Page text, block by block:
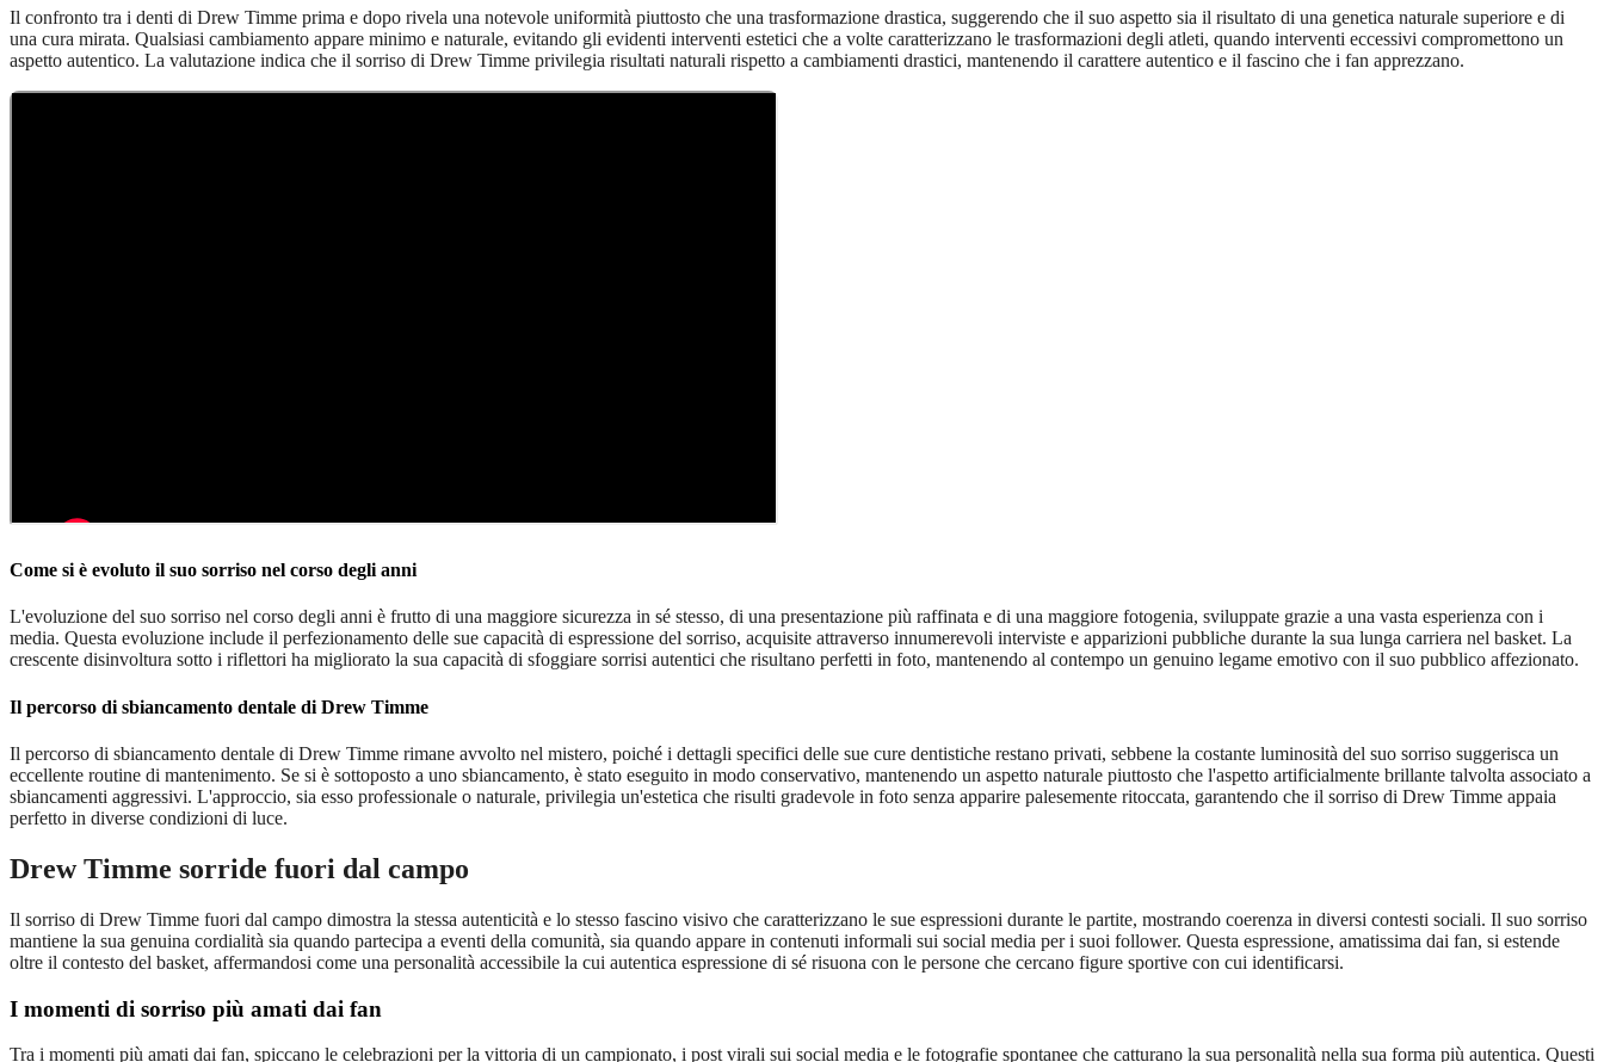
Il confronto tra i denti di Drew Timme prima e dopo rivela una notevole uniformità piuttosto che una trasformazione drastica, suggerendo che il suo aspetto sia il risultato di una genetica naturale superiore e di
una cura mirata. Qualsiasi cambiamento appare minimo e naturale, evitando gli evidenti interventi estetici che a volte caratterizzano le trasformazioni degli atleti, quando interventi eccessivi compromettono un
aspetto autentico. La valutazione indica che il sorriso di Drew Timme privilegia risultati naturali rispetto a cambiamenti drastici, mantenendo il carattere autentico e il fascino che i fan apprezzano.
Come si è evoluto il suo sorriso nel corso degli anni
L'evoluzione del suo sorriso nel corso degli anni è frutto di una maggiore sicurezza in sé stesso, di una presentazione più raffinata e di una maggiore fotogenia, sviluppate grazie a una vasta esperienza con i
media. Questa evoluzione include il perfezionamento delle sue capacità di espressione del sorriso, acquisite attraverso innumerevoli interviste e apparizioni pubbliche durante la sua lunga carriera nel basket. La
crescente disinvoltura sotto i riflettori ha migliorato la sua capacità di sfoggiare sorrisi autentici che risultano perfetti in foto, mantenendo al contempo un genuino legame emotivo con il suo pubblico affezionato.
Il percorso di sbiancamento dentale di Drew Timme
Il percorso di sbiancamento dentale di Drew Timme rimane avvolto nel mistero, poiché i dettagli specifici delle sue cure dentistiche restano privati, sebbene la costante luminosità del suo sorriso suggerisca un
eccellente routine di mantenimento. Se si è sottoposto a uno sbiancamento, è stato eseguito in modo conservativo, mantenendo un aspetto naturale piuttosto che l'aspetto artificialmente brillante talvolta associato a
sbiancamenti aggressivi. L'approccio, sia esso professionale o naturale, privilegia un'estetica che risulti gradevole in foto senza apparire palesemente ritoccata, garantendo che il sorriso di Drew Timme appaia
perfetto in diverse condizioni di luce.
Drew Timme sorride fuori dal campo
Il sorriso di Drew Timme fuori dal campo dimostra la stessa autenticità e lo stesso fascino visivo che caratterizzano le sue espressioni durante le partite, mostrando coerenza in diversi contesti sociali. Il suo sorriso
mantiene la sua genuina cordialità sia quando partecipa a eventi della comunità, sia quando appare in contenuti informali sui social media per i suoi follower. Questa espressione, amatissima dai fan, si estende
oltre il contesto del basket, affermandosi come una personalità accessibile la cui autentica espressione di sé risuona con le persone che cercano figure sportive con cui identificarsi.
I momenti di sorriso più amati dai fan
Tra i momenti più amati dai fan, spiccano le celebrazioni per la vittoria di un campionato, i post virali sui social media e le fotografie spontanee che catturano la sua personalità nella sua forma più autentica. Questi